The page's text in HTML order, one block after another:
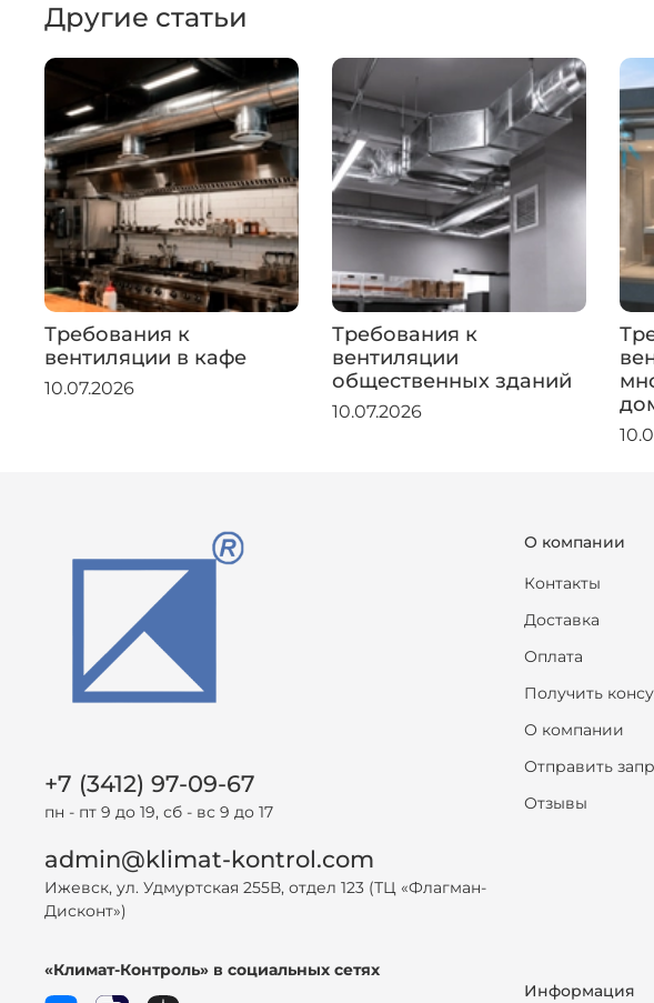
Другие статьи
Требования к
вентиляции в кафе
10.07.2026
Требования к
вентиляции
общественных зданий
10.07.2026
О компании
Контакты
Доставка
Оплата
Получить
О компании
Отправить
Отзывы
Информация
+7 (3412) 97-09-67
пн - пт 9 до 19, сб - вс 9 до 17
admin@klimat-kontrol.com
Ижевск, ул. Удмуртская 255В, отдел 123 (ТЦ «Флагман-
Дисконт»)
«Климат-Контроль» в социальных сетях